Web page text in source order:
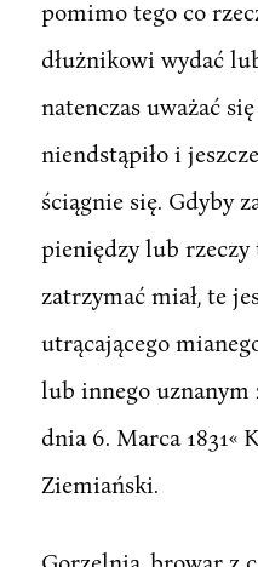
pomimo tego co
dłużnikowi wydać
natenczas uważać
niendstąpiło i
ściągnie się. Gdyby
pieniędzy lub rzeczy
zatrzymać miał, te
utrącającego
lub innego uznanym
dnia 6. Marca 1831«
Ziemiański.
Gorzelnia, browar z